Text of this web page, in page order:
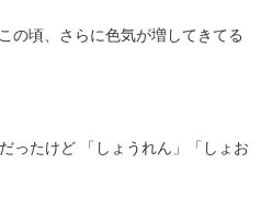
の頃、さらに色気が増してきてる
ったけど 「しょうれん」「しょお